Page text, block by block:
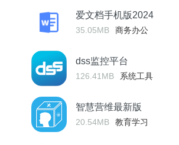
爱文档手机版2024
35.05MB 商务办公
dss监控平台
126.41MB 系统工具
智慧营维最新版
20.54MB 教育学习